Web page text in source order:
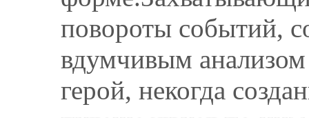
повороты событий,
вдумчивым
герой, некогда